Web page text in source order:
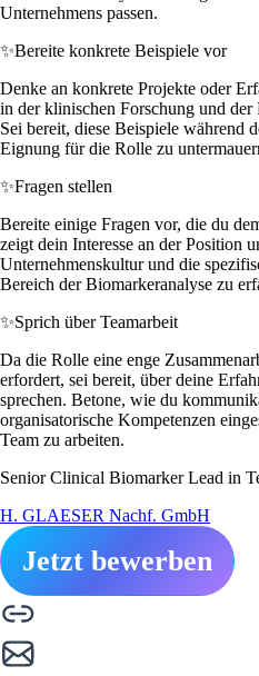
Unternehmens passen.
✨Bereite konkrete Beispiele vor
Denke an konkrete Projekte oder
in der klinischen Forschung und der
Sei bereit, diese Beispiele während
Eignung für die Rolle zu
✨Fragen stellen
Bereite einige Fragen vor, die du
zeigt dein Interesse an der Position
Unternehmenskultur und die
Bereich der Biomarkeranalyse zu
✨Sprich über Teamarbeit
Da die Rolle eine enge
erfordert, sei bereit, über deine
sprechen. Betone, wie du
organisatorische Kompetenzen
Team zu arbeiten.
Senior Clinical Biomarker Lead in
H. GLAESER Nachf. GmbH
Jetzt bewerben